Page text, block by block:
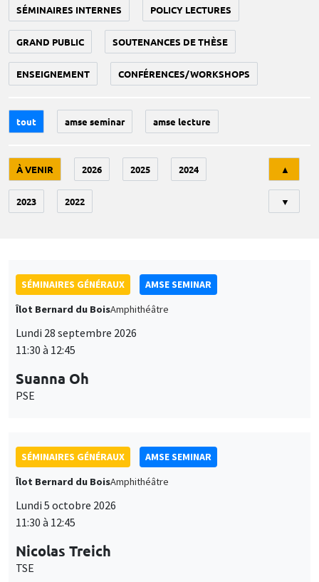
SÉMINAIRES INTERNES POLICY LECTURES
GRAND PUBLIC SOUTENANCES DE THÈSE
ENSEIGNEMENT CONFÉRENCES/WORKSHOPS
tout amse seminar amse lecture
À VENIR 2026 2025 2024
2023 2022
▲
▼
SÉMINAIRES GÉNÉRAUX
AMSE SEMINAR
Îlot Bernard du BoisAmphithéâtre
Lundi 28 septembre 2026
11:30 à 12:45
Suanna Oh
PSE
SÉMINAIRES GÉNÉRAUX
AMSE SEMINAR
Îlot Bernard du BoisAmphithéâtre
Lundi 5 octobre 2026
11:30 à 12:45
Nicolas Treich
TSE